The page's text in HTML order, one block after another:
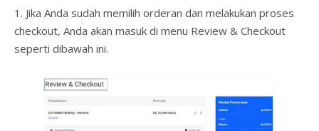
1. Jika Anda sudah memilih orderan dan melakukan proses
checkout, Anda akan masuk di menu Review & Checkout
seperti dibawah ini.